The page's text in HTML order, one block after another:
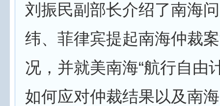
刘振民副部长介绍了南海
纬、菲律宾提起南海仲裁
况，并就美南海“航行自由
如何应对仲裁结果以及南